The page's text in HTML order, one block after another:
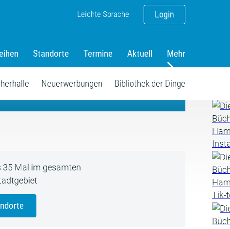
Login
Leichte Sprache
Standorte Termine Aktuell Mehr
Neuerwerbungen Bibliothek der Dinge
35 Mal im gesamten